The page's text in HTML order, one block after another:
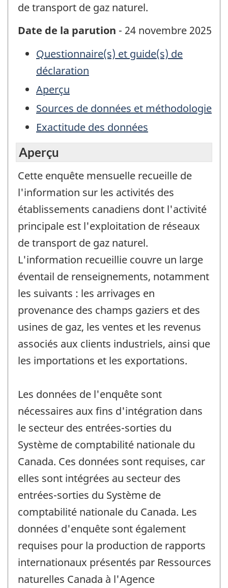
de transport de gaz naturel.
Date de la parution - 24 novembre 2025
Questionnaire(s) et guide(s) de
déclaration
Aperçu
Sources de données et méthodologie
Exactitude des données
Aperçu
Cette enquête mensuelle recueille de
l'information sur les activités des
établissements canadiens dont l'activité
principale est l'exploitation de réseaux
de transport de gaz naturel.
L'information recueillie couvre un large
éventail de renseignements, notamment
les suivants : les arrivages en
provenance des champs gaziers et des
usines de gaz, les ventes et les revenus
associés aux clients industriels, ainsi que
les importations et les exportations.
Les données de l'enquête sont
nécessaires aux fins d'intégration dans
le secteur des entrées-sorties du
Système de comptabilité nationale du
Canada. Ces données sont requises, car
elles sont intégrées au secteur des
entrées-sorties du Système de
comptabilité nationale du Canada. Les
données d'enquête sont également
requises pour la production de rapports
internationaux présentés par Ressources
naturelles Canada à l'Agence